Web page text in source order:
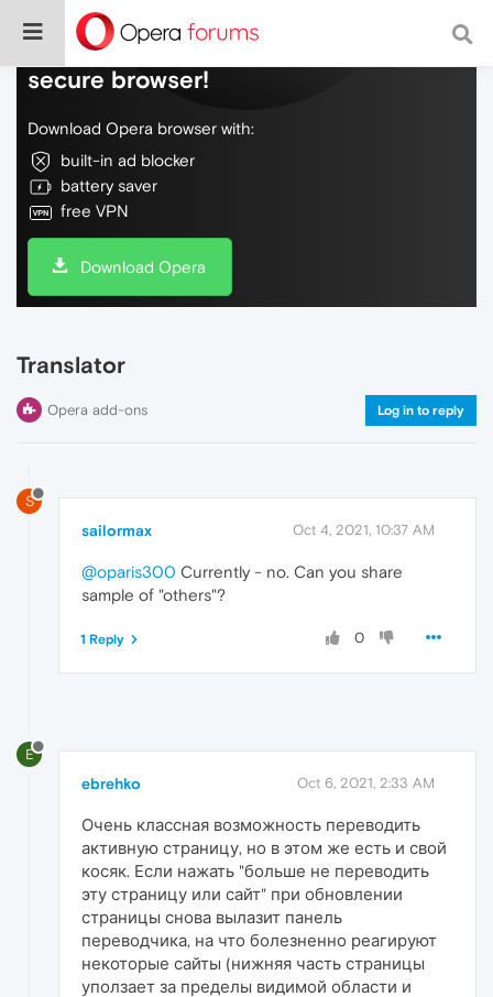
Do more on the web, with a fast and
secure browser!
Download Opera browser with:
built-in ad blocker
battery saver
free VPN
Download Opera
Translator
Opera add-ons Log in to reply
S
sailormax Oct 4, 2021, 10:37 AM
@oparis300 Currently - no. Can you share
sample of "others"?
0
1 Reply
E
ebrehko Oct 6, 2021, 2:33 AM
Очень классная возможность переводить
активную страницу, но в этом же есть и свой
косяк. Если нажать "больше не переводить
эту страницу или сайт" при обновлении
страницы снова вылазит панель
переводчика, на что болезненно реагируют
некоторые сайты (нижняя часть страницы
уползает за пределы видимой области и